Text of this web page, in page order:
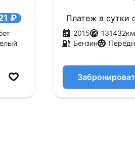
₽ Платеж в сутки
2015 131432км
Бензин